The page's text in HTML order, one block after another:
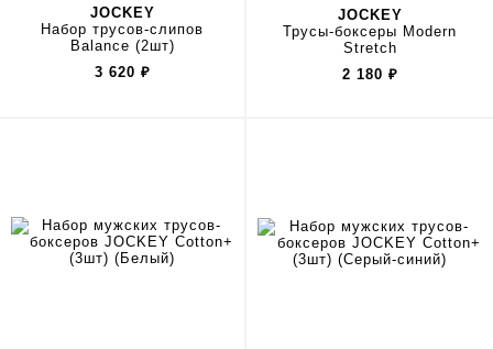
JOCKEY
Набор трусов-слипов
Balance (2шт)
3 620 ₽
JOCKEY
Трусы-боксеры Modern
Stretch
2 180 ₽